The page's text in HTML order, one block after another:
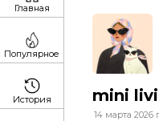
mini
14 марта 2026
Главная
Популярное
История